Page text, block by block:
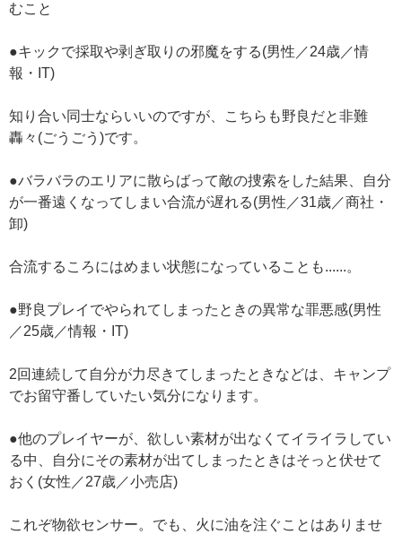
むこと
●キックで採取や剥ぎ取りの邪魔をする(男性／24歳／情
報・IT)
知り合い同士ならいいのですが、こちらも野良だと非難
轟々(ごうごう)です。
●バラバラのエリアに散らばって敵の捜索をした結果、自分
が一番遠くなってしまい合流が遅れる(男性／31歳／商社・
卸)
合流するころにはめまい状態になっていることも......。
●野良プレイでやられてしまったときの異常な罪悪感(男性
／25歳／情報・IT)
2回連続して自分が力尽きてしまったときなどは、キャンプ
でお留守番していたい気分になります。
●他のプレイヤーが、欲しい素材が出なくてイライラしてい
る中、自分にその素材が出てしまったときはそっと伏せて
おく(女性／27歳／小売店)
これぞ物欲センサー。でも、火に油を注ぐことはありませ